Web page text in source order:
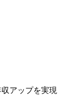
アップを実現